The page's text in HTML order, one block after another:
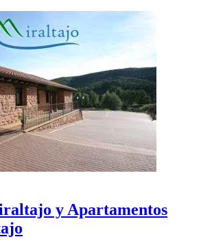
y Apartamentos